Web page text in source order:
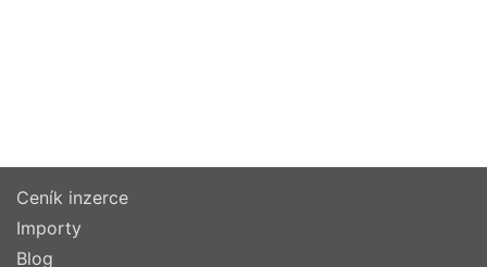
Ceník inzerce
Importy
Blog